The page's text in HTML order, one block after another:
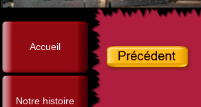
Accueil
Notre histoire